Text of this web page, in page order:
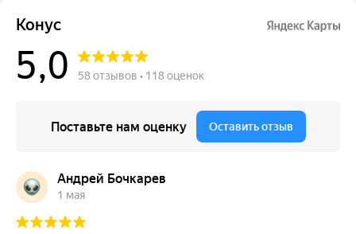
Конус
5,0 58 отзывов • 118 оценок
Поставьте нам оценку Оставить отзыв
Андрей Бочкарев
1 мая